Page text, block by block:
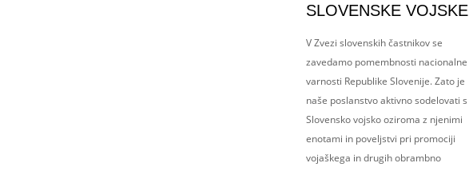
SLOVENSKE VOJSKE
V Zvezi slovenskih častnikov se
zavedamo pomembnosti nacionalne
varnosti Republike Slovenije. Zato je
naše poslanstvo aktivno sodelovati s
Slovensko vojsko oziroma z njenimi
enotami in poveljstvi pri promociji
vojaškega in drugih obrambno